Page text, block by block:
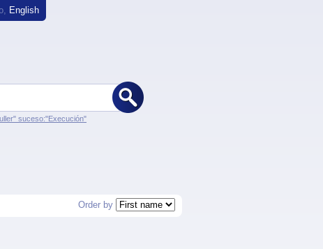
, English
suceso:"Execución"
Order by